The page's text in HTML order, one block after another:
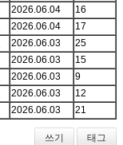
2026.06.04
16
2026.06.04
17
2026.06.03
25
2026.06.03
15
2026.06.03
9
2026.06.03
12
2026.06.03 21
쓰기 태그